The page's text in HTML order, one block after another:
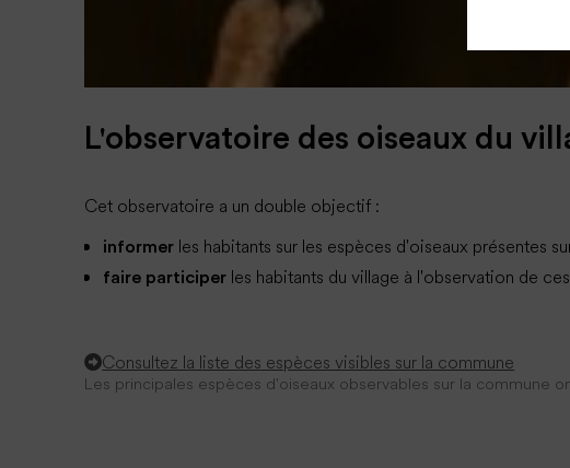
L'observatoire des oiseaux du
Cet observatoire a un double objectif :
informerles habitants sur les espèces d'oiseaux présentes
faire participerles habitants du village à l'observation de
Consultez la liste des espèces visibles sur la commune
Les principales espèces d'oiseaux observables sur la commune